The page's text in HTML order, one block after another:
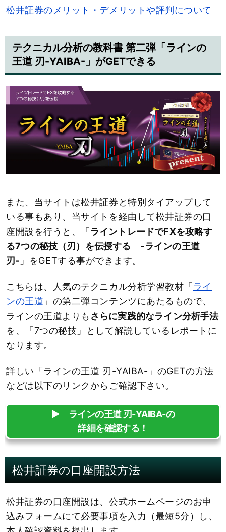
松井証券のメリット・デメリットや評判について
テクニカル分析の教科書 第二弾「ラインの
王道 刃-YAIBA-」がGETできる
また、当サイトは松井証券と特別タイアップして
いる事もあり、当サイトを経由して松井証券の口
座開設を行うと、「ライントレードでFXを攻略す
る7つの秘技（刃）を伝授する -ラインの王道
刃- 」をGETする事ができます。
こちらは、人気のテクニカル分析学習教材「ライ
ンの王道 」の第二弾コンテンツにあたるもので、
ラインの王道よりも さらに実践的なライン分析手法
を、「7つの秘技」として解説しているレポートに
なります。
詳しい「ラインの王道 刃-YAIBA-」のGETの方法
などは以下のリンクからご確認下さい。
▶︎ ラインの王道 刃-YAIBA-の
詳細を確認する！
松井証券の口座開設方法
松井証券の口座開設は、公式ホームページのお申
込みフォームにて必要事項を入力（最短5分）し、